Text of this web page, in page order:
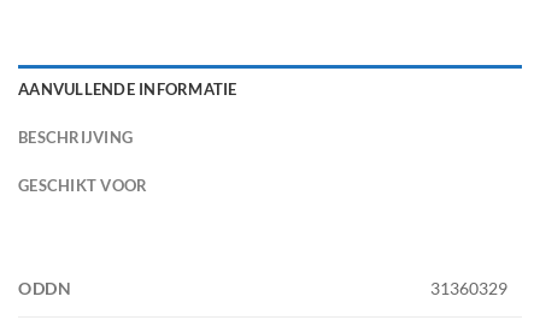
AANVULLENDE INFORMATIE
BESCHRIJVING
GESCHIKT VOOR
ODDN 31360329